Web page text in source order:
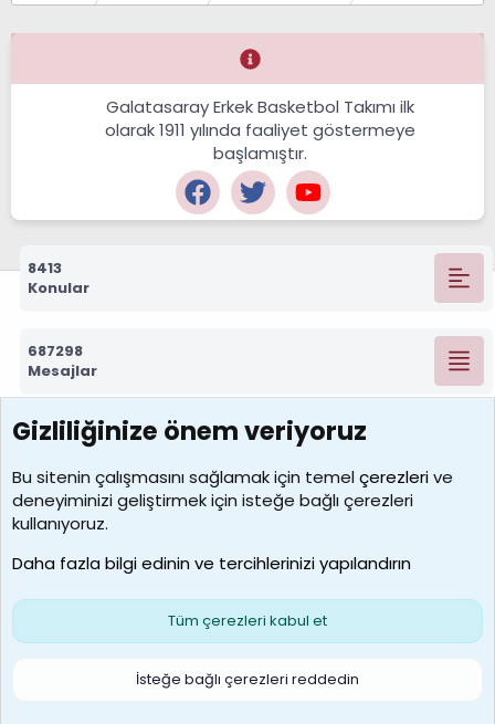
Galatasaray Erkek Basketbol Takımı ilk
olarak 1911 yılında faaliyet göstermeye
başlamıştır.
8413
Konular
687298
Mesajlar
7390
Kullanıcılar
MosesBrownHayranı
Son üye
Çerezler
S
Gizliliğinize önem veriyoruz
Bu sitenin çalışmasını sağlamak için temelçerezlerive
deneyiminizi geliştirmek için isteğe bağlı çerezleri
kullanıyoruz.
Daha fazla bilgi edinin ve tercihlerinizi yapılandırın
Tüm çerezleri kabul et
İsteğe bağlı çerezleri reddedin